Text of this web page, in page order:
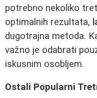
potrebno nekoliko
optimalnih rezultata,
dugotrajna metoda.
važno je odabrati
iskusnim osobljem.
Ostali Popularni